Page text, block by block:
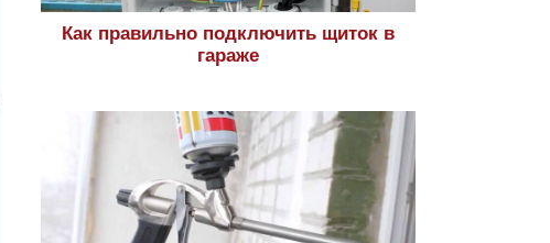
Как правильно подключить щиток в
гараже